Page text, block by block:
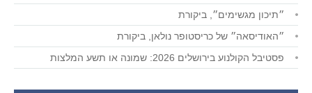
״תיכון מגשימים״, ביקורת
״האודיסאה״ של כריסטופר נולאן, ביקורת
פסטיבל הקולנוע בירושלים 2026: שמונה או תשע המלצות